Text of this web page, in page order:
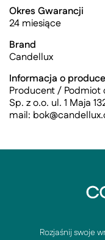
Okres Gwarancji
24 miesiące
Brand
Candellux
Informacja o
Producent / Podmiot
Sp. z o.o. ul. 1 Maja
mail:
Rozjaśnij swoje